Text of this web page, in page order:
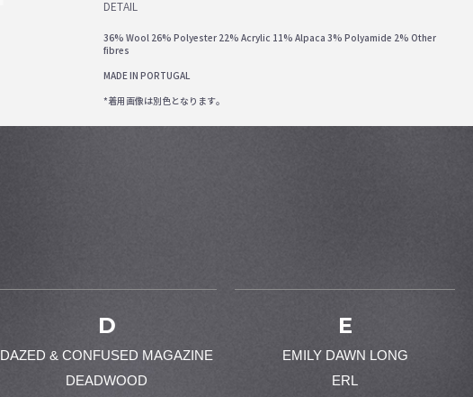
DETAIL
36% Wool 26% Polyester 22% Acrylic 11% Alpaca 3% Polyamide 2% Other
fibres
MADE IN PORTUGAL
*着用画像は別色となります。
D
DAZED & CONFUSED MAGAZINE
DEADWOOD
E
EMILY DAWN LONG
ERL